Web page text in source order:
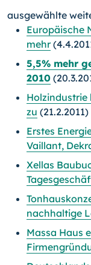
ausgewählte
Europäische
mehr
5,5% mehr
2010
Holzindustrie
zu (21.2.2011)
Erstes
Vaillant,
Xellas
nachhaltige
Massa Haus